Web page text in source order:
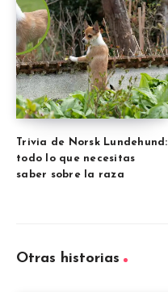
Trivia de Norsk Lundehund:
todo lo que necesitas
saber sobre la raza
Otras historias